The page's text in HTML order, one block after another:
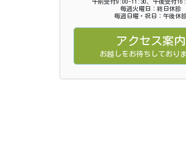
午前受付9:00-11:30、午後受付
毎週火曜日：終日休診
毎週日曜・祝日：午後休
アクセス案内
お越しをお待ちしておりま